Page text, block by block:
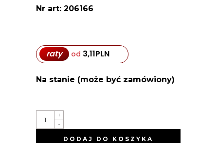
Nr art: 206166
raty od 3,11PLN
Na stanie (może być zamówiony)
DUALSENSES
SUN
REFLECTS
-
+
DODAJ DO KOSZYKA